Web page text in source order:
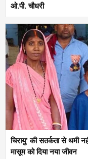
ओ.पी. चौधरी
चिरायु’ की सतर्कता से
मासूम को दिया नया जीवन